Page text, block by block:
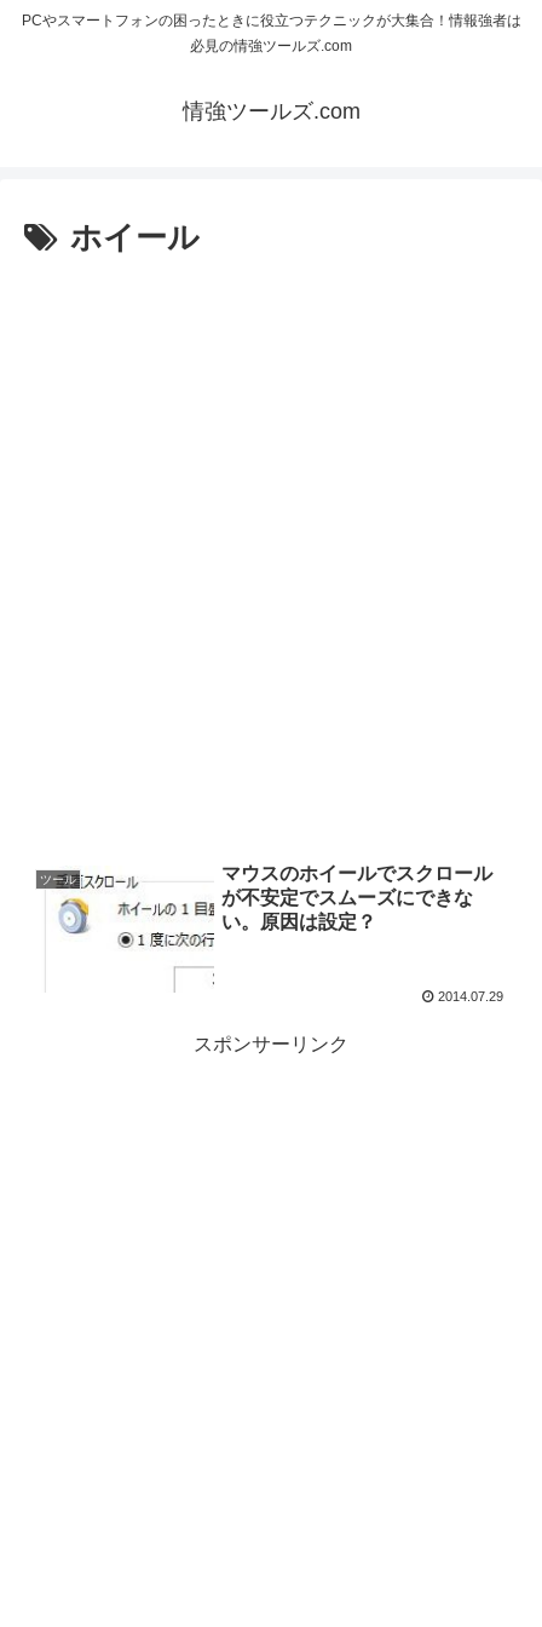
PCやスマートフォンの困ったときに役立つテクニックが大集合！情報強者は
必見の情強ツールズ.com
情強ツールズ.com
ホイール
ツール
マウスのホイールでスクロール
が不安定でスムーズにできな
い。原因は設定？
2014.07.29
スポンサーリンク